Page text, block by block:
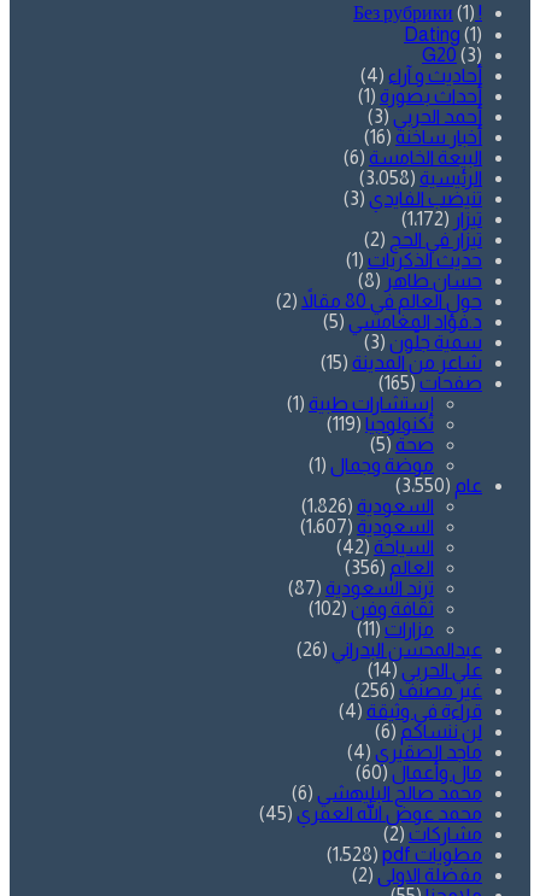
! Без рубрики
(1)
Dating (1)
G20 (3)
أحاديث و آراء (4)
أحداث بصورة (1)
أحمد الحربي (3)
أخبار ساخنة (16)
البيعة الخامسة (6)
الرئيسية (3٬058)
تنيضب الفايدي (3)
تيزار (1٬172)
تيزار في الحج (2)
حديث الذكريات (1)
حسان طاهر (8)
حول العالم في 80 مقالاً
(2)
د.فؤاد المغامسي (5)
سمية جلّون (3)
شاعر من المدينة (15)
صفحات (165)
إستشارات طبية (1)
تكنولوجيا (119)
صحة (5)
موضة وجمال (1)
عام (3٬550)
السعودية (1٬826)
السعودية (1٬607)
السياحة (42)
العالم (356)
ترند السعودية (87)
ثقافة وفن (102)
مزارات (11)
عبدالمحسن البدراني (26)
علي الحربي (14)
غير مصنف (256)
قراءة في وثيقة (4)
لن ننساكم (6)
ماجد الصقيري (4)
مال وأعمال (60)
محمد صالح البليهشي (6)
محمد عوض الله العمري (45)
مشاركات (2)
مطويات pdf
(1٬528)
مفضلة الاولى (2)